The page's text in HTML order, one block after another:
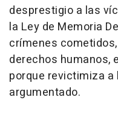
desprestigio a las
la Ley de Memoria
crímenes
derechos humanos,
porque revictimiza
argumentado.